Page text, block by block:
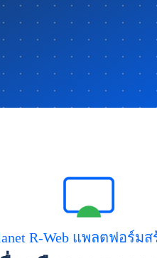
R-Web แพลตฟอร์ม